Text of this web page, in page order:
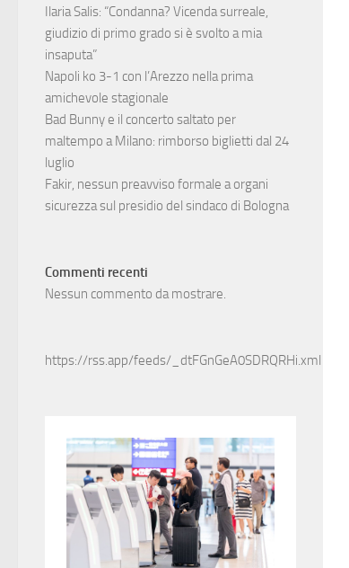
Ilaria Salis: “Condanna? Vicenda surreale,
giudizio di primo grado si è svolto a mia
insaputa”
Napoli ko 3-1 con l’Arezzo nella prima
amichevole stagionale
Bad Bunny e il concerto saltato per
maltempo a Milano: rimborso biglietti dal 24
luglio
Fakir, nessun preavviso formale a organi
sicurezza sul presidio del sindaco di Bologna
Commenti recenti
Nessun commento da mostrare.
https://rss.app/feeds/_dtFGnGeA0SDRQRHi.xml